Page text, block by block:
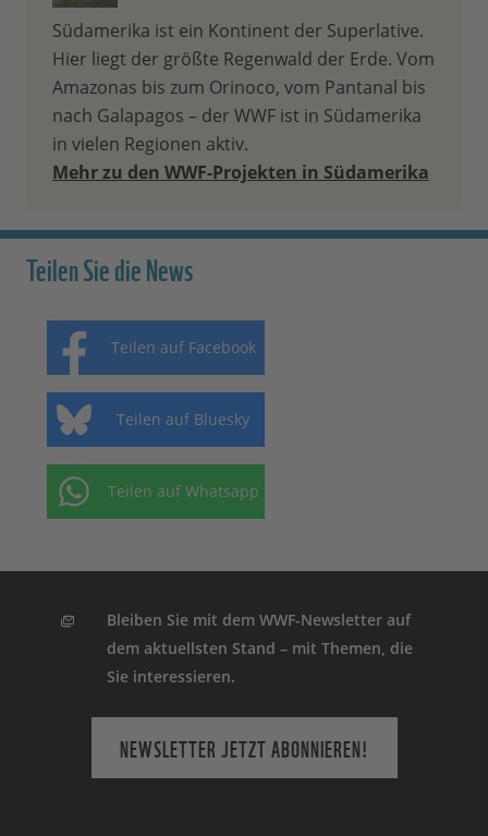
Südamerika ist ein Kontinent der Superlative.
Hier liegt der größte Regenwald der Erde. Vom
Amazonas bis zum Orinoco, vom Pantanal bis
nach Galapagos – der WWF ist in Südamerika
in vielen Regionen aktiv.
Mehr zu den WWF-Projekten in Südamerika
Teilen Sie die News
Teilen auf Facebook
Teilen auf Bluesky
Teilen auf Whatsapp
Bleiben Sie mit dem WWF-Newsletter auf
dem aktuellsten Stand – mit Themen, die
Sie interessieren.
NEWSLETTER JETZT ABONNIEREN!